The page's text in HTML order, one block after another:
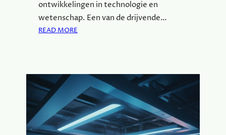
E
I
J
N
S
T
ontwikkelingen in technologie en
wetenschap. Een van de drijvende…
READ MORE
D
K
D
E
S